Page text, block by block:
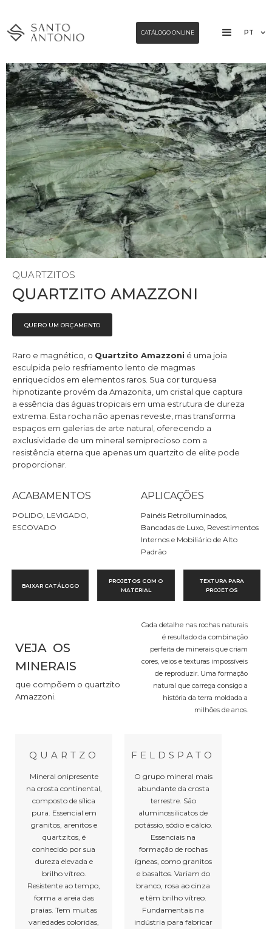
CATÁLOGO ONLINE PT
QUARTZITOS
QUARTZITO AMAZZONI
QUERO UM ORÇAMENTO
Raro e magnético, o Quartzito Amazzoni é uma joia
esculpida pelo resfriamento lento de magmas
enriquecidos em elementos raros. Sua cor turquesa
hipnotizante provém da Amazonita, um cristal que captura
a essência das águas tropicais em uma estrutura de dureza
extrema. Esta rocha não apenas reveste, mas transforma
espaços em galerias de arte natural, oferecendo a
exclusividade de um mineral semiprecioso com a
resistência eterna que apenas um quartzito de elite pode
proporcionar.
ACABAMENTOS
POLIDO, LEVIGADO,
ESCOVADO
APLICAÇÕES
Painéis Retroiluminados,
Bancadas de Luxo, Revestimentos
Internos e Mobiliário de Alto
Padrão
BAIXAR CATÁLOGO
PROJETOS COM O
MATERIAL
TEXTURA PARA
PROJETOS
VEJA OS
MINERAIS
que compõem o quartzito
Amazzoni.
Cada detalhe nas rochas naturais
é resultado da combinação
perfeita de minerais que criam
cores, veios e texturas impossíveis
de reproduzir. Uma formação
natural que carrega consigo a
história da terra moldada a
milhões de anos.
QUARTZO
Mineral onipresente
na crosta continental,
composto de sílica
pura. Essencial em
granitos, arenitos e
quartzitos, é
conhecido por sua
dureza elevada e
brilho vítreo.
Resistente ao tempo,
forma a areia das
praias. Tem muitas
variedades coloridas,
FELDSPATO
O grupo mineral mais
abundante da crosta
terrestre. São
aluminossilicatos de
potássio, sódio e cálcio.
Essenciais na
formação de rochas
ígneas, como granitos
e basaltos. Variam do
branco, rosa ao cinza
e têm brilho vítreo.
Fundamentais na
indústria para fabricar